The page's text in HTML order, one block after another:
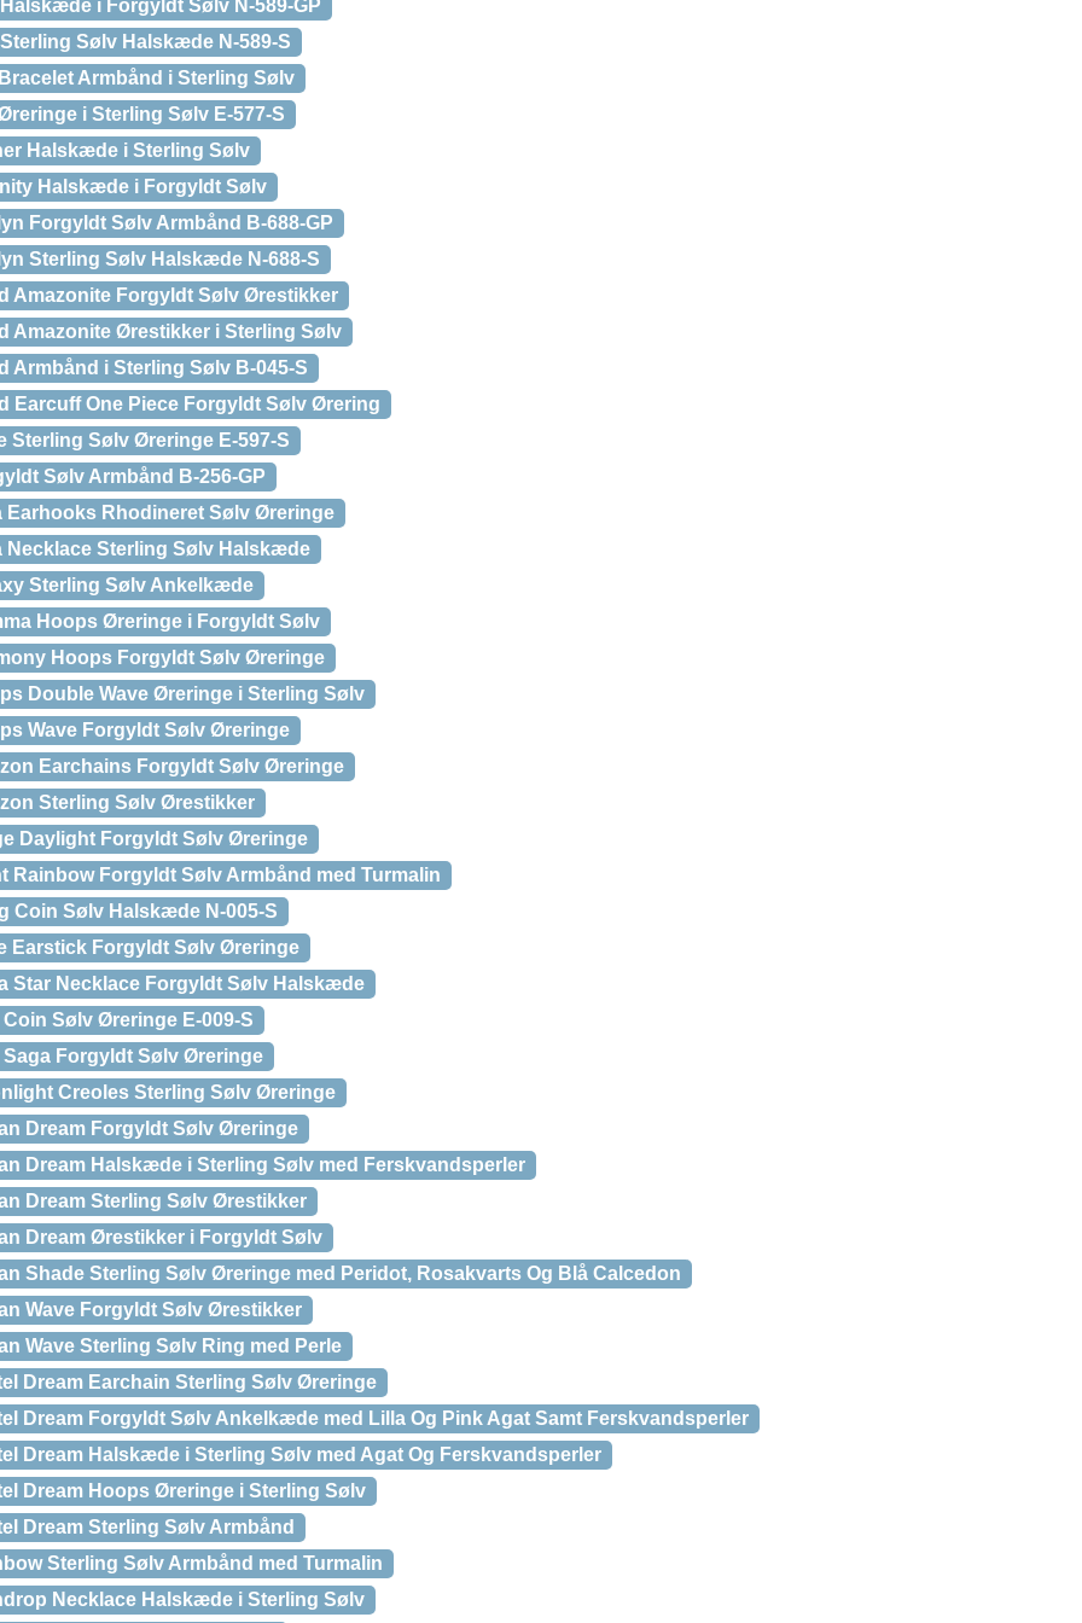
i Forgyldt Sølv N-589-GP
Sølv Halskæde N-589-S
Armbånd i Sterling Sølv
i Sterling Sølv E-577-S
Halskæde i Sterling Sølv
Halskæde i Forgyldt Sølv
Forgyldt Sølv Armbånd B-688-GP
Sterling Sølv Halskæde N-688-S
Amazonite Forgyldt Sølv Ørestikker
Amazonite Ørestikker i Sterling Sølv
Armbånd i Sterling Sølv B-045-S
Earcuff One Piece Forgyldt Sølv Ørering
Sterling Sølv Øreringe E-597-S
Sølv Armbånd B-256-GP
Earhooks Rhodineret Sølv Øreringe
Necklace Sterling Sølv Halskæde
Sterling Sølv Ankelkæde
Hoops Øreringe i Forgyldt Sølv
Hoops Forgyldt Sølv Øreringe
Double Wave Øreringe i Sterling Sølv
Wave Forgyldt Sølv Øreringe
Earchains Forgyldt Sølv Øreringe
Sterling Sølv Ørestikker
Daylight Forgyldt Sølv Øreringe
Rainbow Forgyldt Sølv Armbånd med Turmalin
Coin Sølv Halskæde N-005-S
Earstick Forgyldt Sølv Øreringe
Star Necklace Forgyldt Sølv Halskæde
Sølv Øreringe E-009-S
Forgyldt Sølv Øreringe
Creoles Sterling Sølv Øreringe
Dream Forgyldt Sølv Øreringe
Dream Halskæde i Sterling Sølv med Ferskvandsperler
Dream Sterling Sølv Ørestikker
Dream Ørestikker i Forgyldt Sølv
Shade Sterling Sølv Øreringe med Peridot, Rosakvarts Og Blå Calcedon
Wave Forgyldt Sølv Ørestikker
Wave Sterling Sølv Ring med Perle
Dream Earchain Sterling Sølv Øreringe
Dream Forgyldt Sølv Ankelkæde med Lilla Og Pink Agat Samt Ferskvandsperler
Dream Halskæde i Sterling Sølv med Agat Og Ferskvandsperler
Dream Hoops Øreringe i Sterling Sølv
Dream Sterling Sølv Armbånd
Sterling Sølv Armbånd med Turmalin
Necklace Halskæde i Sterling Sølv